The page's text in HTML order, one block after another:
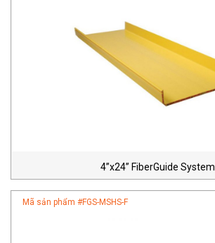
4”x24” FiberGuide System
Mã sản phẩm #FGS-MSHS-F